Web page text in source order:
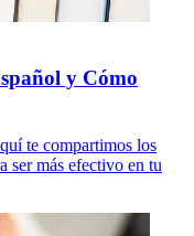
y Cómo
te compartimos los
ser más efectivo en tu